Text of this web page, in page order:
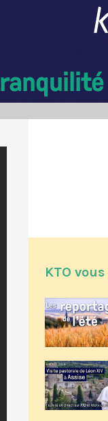
KTO